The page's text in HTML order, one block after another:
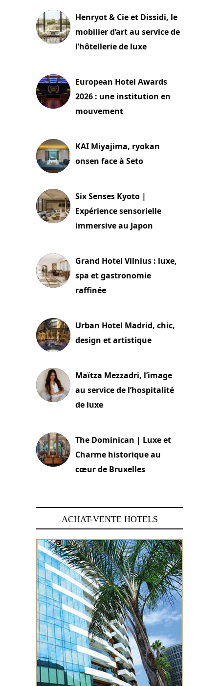
Henryot & Cie et Dissidi, le
mobilier d’art au service de
l’hôtellerie de luxe
European Hotel Awards
2026 : une institution en
mouvement
KAI Miyajima, ryokan
onsen face à Seto
Six Senses Kyoto |
Expérience sensorielle
immersive au Japon
Grand Hotel Vilnius : luxe,
spa et gastronomie
raffinée
Urban Hotel Madrid, chic,
design et artistique
Maïtza Mezzadri, l’image
au service de l’hospitalité
de luxe
The Dominican | Luxe et
Charme historique au
cœur de Bruxelles
ACHAT-VENTE HOTELS